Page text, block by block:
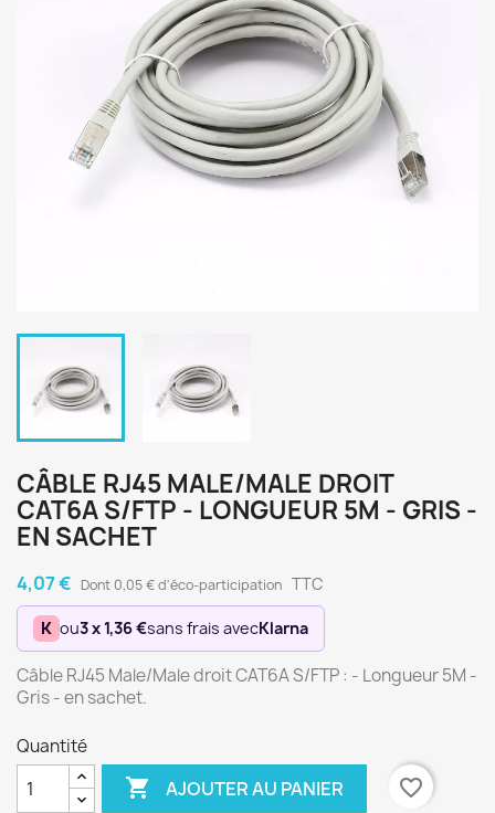
CÂBLE RJ45 MALE/MALE DROIT
CAT6A S/FTP - LONGUEUR 5M - GRIS -
EN SACHET
4,07 € Dont 0,05 € d'éco-participation TTC
K ou3 x 1,36 €sans frais avecKlarna
Câble RJ45 Male/Male droit CAT6A S/FTP : - Longueur 5M -
Gris - en sachet.
Quantité
 AJOUTER AU PANIER favorite_border